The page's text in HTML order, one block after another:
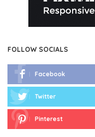
FOLLOW SOCIALS
Facebook
Twitter
Pinterest